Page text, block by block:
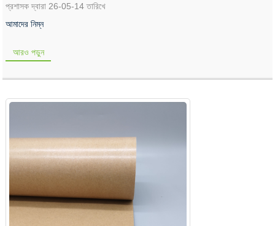
প্রশাসক দ্বারা 26-05-14 তারিখে
আমাদের নিম্ন
আরও পড়ুন